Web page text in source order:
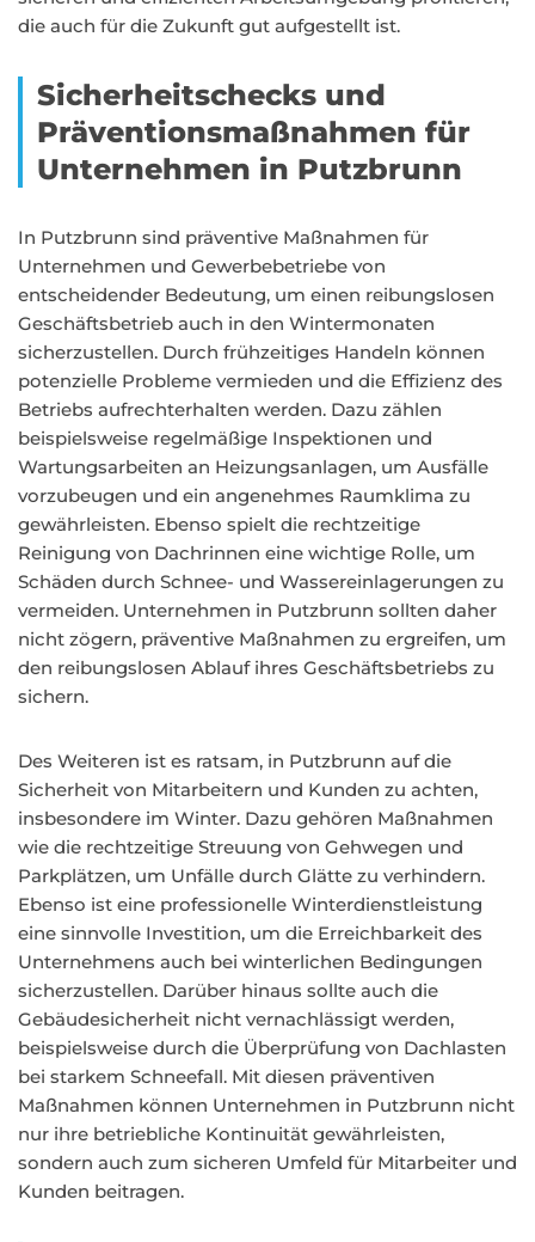
die auch für die Zukunft gut aufgestellt ist.
Sicherheitschecks und
Präventionsmaßnahmen für
Unternehmen in Putzbrunn
In Putzbrunn sind präventive Maßnahmen für
Unternehmen und Gewerbebetriebe von
entscheidender Bedeutung, um einen reibungslosen
Geschäftsbetrieb auch in den Wintermonaten
sicherzustellen. Durch frühzeitiges Handeln können
potenzielle Probleme vermieden und die Effizienz des
Betriebs aufrechterhalten werden. Dazu zählen
beispielsweise regelmäßige Inspektionen und
Wartungsarbeiten an Heizungsanlagen, um Ausfälle
vorzubeugen und ein angenehmes Raumklima zu
gewährleisten. Ebenso spielt die rechtzeitige
Reinigung von Dachrinnen eine wichtige Rolle, um
Schäden durch Schnee- und Wassereinlagerungen zu
vermeiden. Unternehmen in Putzbrunn sollten daher
nicht zögern, präventive Maßnahmen zu ergreifen, um
den reibungslosen Ablauf ihres Geschäftsbetriebs zu
sichern.
Des Weiteren ist es ratsam, in Putzbrunn auf die
Sicherheit von Mitarbeitern und Kunden zu achten,
insbesondere im Winter. Dazu gehören Maßnahmen
wie die rechtzeitige Streuung von Gehwegen und
Parkplätzen, um Unfälle durch Glätte zu verhindern.
Ebenso ist eine professionelle Winterdienstleistung
eine sinnvolle Investition, um die Erreichbarkeit des
Unternehmens auch bei winterlichen Bedingungen
sicherzustellen. Darüber hinaus sollte auch die
Gebäudesicherheit nicht vernachlässigt werden,
beispielsweise durch die Überprüfung von Dachlasten
bei starkem Schneefall. Mit diesen präventiven
Maßnahmen können Unternehmen in Putzbrunn nicht
nur ihre betriebliche Kontinuität gewährleisten,
sondern auch zum sicheren Umfeld für Mitarbeiter und
Kunden beitragen.